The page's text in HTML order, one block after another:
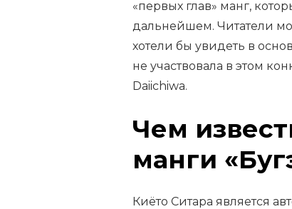
«первых глав» манг,
дальнейшем. Читатели
хотели бы увидеть в
не участвовала в этом
Daiichiwa.
Чем
манги
Киёто Ситара является